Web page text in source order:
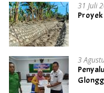
31 Juli
Proyek
3